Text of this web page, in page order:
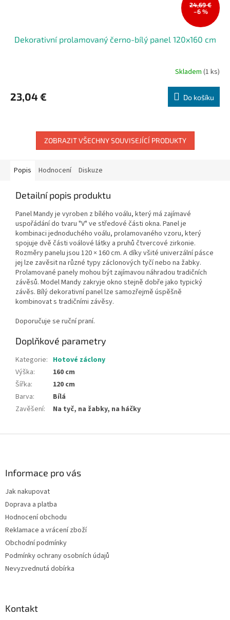
24,69 €
–6 %
Dekorativní prolamovaný černo-bílý panel 120x160 cm
Skladem (1 ks)
23,04 € Do košíku
ZOBRAZIT VŠECHNY SOUVISEJÍCÍ PRODUKTY
Popis Hodnocení Diskuze
Detailní popis produktu
Panel Mandy je vyroben z bílého voálu, který má zajímavé
uspořádání do tvaru "V" ve středové části okna. Panel je
kombinaci jednoduchého voálu, prolamovaného vzoru, který
spojuje dvě části voálové látky a pruhů čtvercové zirkonie.
Rozměry panelu jsou 120 × 160 cm. A díky všité univerzální pásce
jej lze zavěsit na různé typy záclonových tyčí nebo na žabky.
Prolamované panely mohou být zajímavou náhradou tradičních
závěsů. Model Mandy zakryje okno stejně dobře jako typický
závěs. Bílý dekorativní panel lze samozřejmě úspěšně
kombinovat s tradičními závěsy.
Doporučuje se ruční praní.
Doplňkové parametry
Kategorie: Hotové záclony
Výška:
160 cm
Šířka:
120 cm
Barva:
Bílá
Zavěšení: Na tyč, na žabky, na háčky
Informace pro vás
Jak nakupovat
Doprava a platba
Hodnocení obchodu
Reklamace a vrácení zboží
Obchodní podmínky
Podmínky ochrany osobních údajů
Nevyzvednutá dobírka
Kontakt